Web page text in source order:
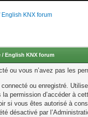
KNX forum
English KNX forum
ou vous n’avez pas les
connecté ou enregistré.
la permission d’accéder à
si vous êtes autorisé à
désactivé par